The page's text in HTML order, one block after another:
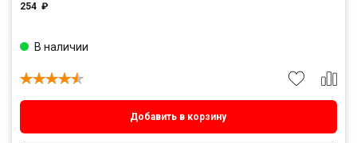
254 ₽
Добавить в корзину
В наличии